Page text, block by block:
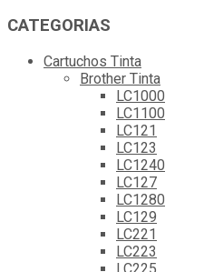
CATEGORIAS
Cartuchos Tinta
Brother Tinta
LC1000
LC1100
LC121
LC123
LC1240
LC127
LC1280
LC129
LC221
LC223